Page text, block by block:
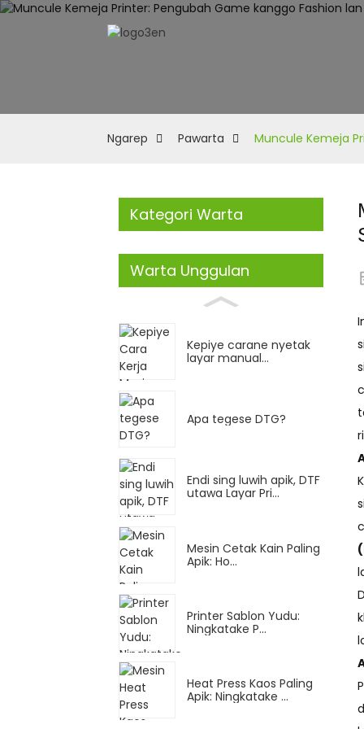
Ngarep Pawarta Muncule Kemeja
Kategori Warta
Warta Unggulan
Kepiye carane nyetak
layar manual...
Apa tegese DTG?
Endi sing luwih apik, DTF
utawa Layar Pri...
Mesin Cetak Kain Paling
Apik: Ho...
Printer Sablon Yudu:
Ningkatake P...
Heat Press Kaos Paling
Apik: Ningkatake ...